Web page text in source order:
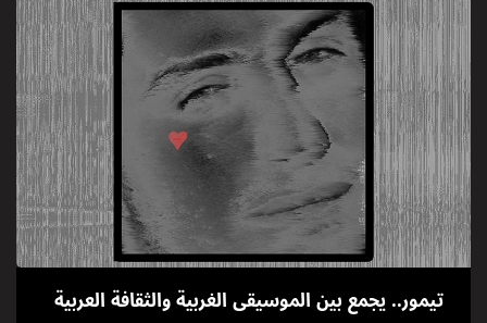
تيمور.. يجمع بين الموسيقى الغربية والثقافة العربية